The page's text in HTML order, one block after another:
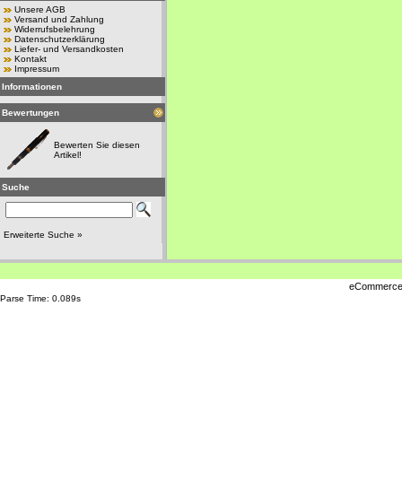
Unsere AGB
Versand und Zahlung
Widerrufsbelehrung
Datenschutzerklärung
Liefer- und Versandkosten
Kontakt
Impressum
Informationen
Bewertungen
Bewerten Sie diesen
Artikel!
Suche
Erweiterte Suche »
Parse Time: 0.089s